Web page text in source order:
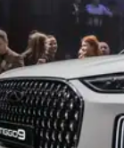
Privacy notice